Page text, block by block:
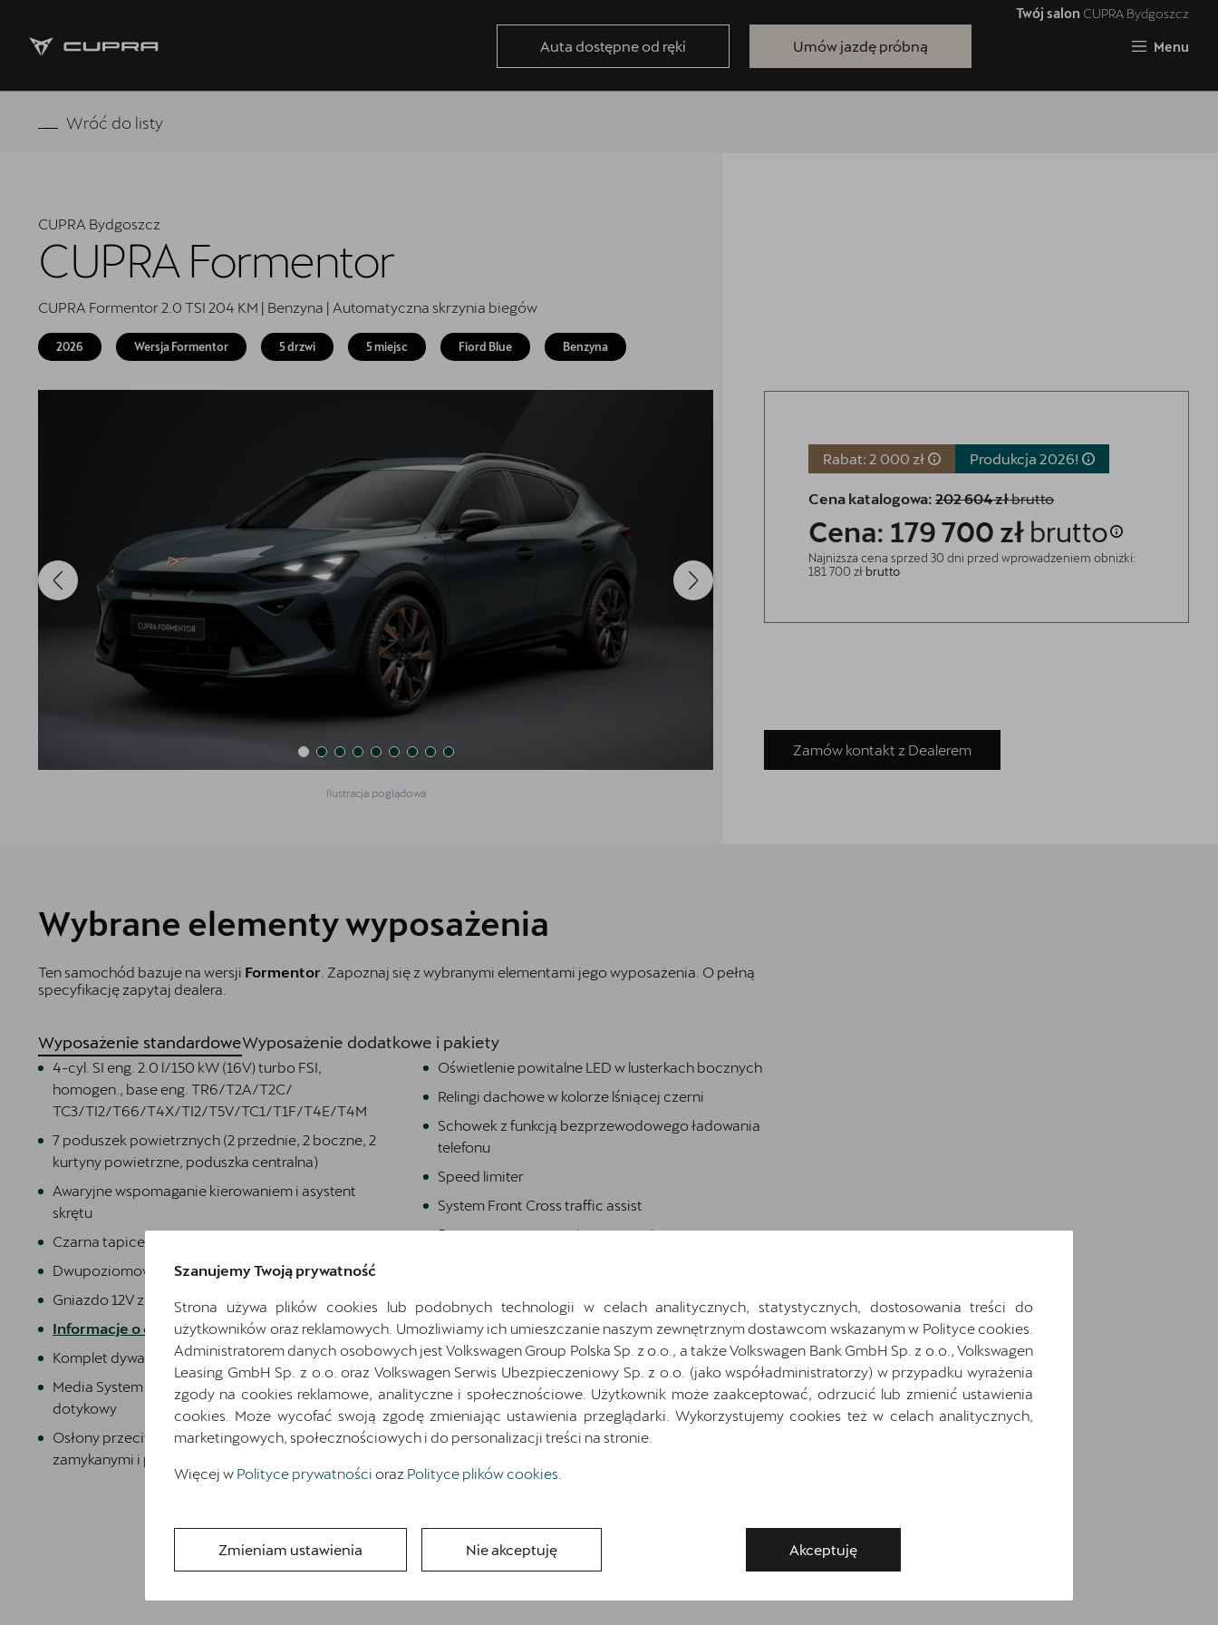
Twój salon CUPRA Bydgoszcz
Auta dostępne od ręki Umów jazdę próbną Menu
Zamknij
Strona główna
Oferta i aktualności
Samochody dostępne od ręki
Jazda próbna CUPRĄ
CUPRA For Business
Oryginalne części zamienne
Kontakt
Wróć do listy
CUPRA Bydgoszcz
CUPRA Formentor
CUPRA Formentor 2.0 TSI 204 KM | Benzyna | Automatyczna skrzynia biegów
2026 Wersja Formentor 5 drzwi 5 miejsc Fiord Blue Benzyna
Ilustracja poglądowa
Rabat: 2 000 zł Produkcja 2026!
Cena katalogowa: 202 604 złbrutto
Cena: 179 700 zł brutto
Najniższa cena sprzed 30 dni przed wprowadzeniem obniżki:
181 700 zł brutto
Zamów kontakt z Dealerem
Wybrane elementy wyposażenia
Ten samochód bazuje na wersji Formentor . Zapoznaj się z wybranymi elementami jego wyposażenia. O pełną
specyfikację zapytaj dealera.
Wyposażenie standardoweWyposażenie dodatkowe i pakiety
4-cyl. SI eng. 2.0 l/150 kW (16V) turbo FSI,
homogen., base eng. TR6/T2A/T2C/
TC3/TI2/T66/T4X/TI2/T5V/TC1/T1F/T4E/T4M
7 poduszek powietrznych (2 przednie, 2 boczne, 2
kurtyny powietrzne, poduszka centralna)
Awaryjne wspomaganie kierowaniem i asystent
skrętu
Czarna tapicerka Dinamica
Dwupoziomowa podłoga bagażnika
Gniazdo 12V z przodu i 230V w bagażniku
Informacje o oponach
Komplet dywaników
Media System Plus: 12.9-calowy kolorowy ekran
dotykowy
Osłony przeciwsłoneczne kierowcy i pasażera z
zamykanymi i podświetlanymi lusterkami
Oświetlenie powitalne LED w lusterkach bocznych
Relingi dachowe w kolorze lśniącej czerni
Schowek z funkcją bezprzewodowego ładowania
telefonu
Speed limiter
System Front Cross traffic assist
System rozpoznawania zmęczenia
miedzi
Zaczepy Isofix/i-Size i Top Tether na zewn.
miejscach tylnej kanapy oraz zaczep Isofix/i-Size
na fotelu pasazera
Światła do jazdy dziennej LED z automatyczną
funkcją opóźnionego wyłączania świateł Coming
and Leaving Home
Szanujemy Twoją prywatność
Strona używa plików cookies lub podobnych technologii w celach analitycznych, statystycznych, dostosowania treści do
użytkowników oraz reklamowych. Umożliwiamy ich umieszczanie naszym zewnętrznym dostawcom wskazanym w Polityce cookies.
Administratorem danych osobowych jest Volkswagen Group Polska Sp. z o.o., a także Volkswagen Bank GmbH Sp. z o.o., Volkswagen
Leasing GmbH Sp. z o.o. oraz Volkswagen Serwis Ubezpieczeniowy Sp. z o.o. (jako współadministratorzy) w przypadku wyrażenia
zgody na cookies reklamowe, analityczne i społecznościowe. Użytkownik może zaakceptować, odrzucić lub zmienić ustawienia
cookies. Może wycofać swoją zgodę zmieniając ustawienia przeglądarki. Wykorzystujemy cookies też w celach analitycznych,
marketingowych, społecznościowych i do personalizacji treści na stronie.
Więcej w Polityce prywatności oraz Polityce plików cookies
Zmieniam ustawienia Nie akceptuję Akceptuję